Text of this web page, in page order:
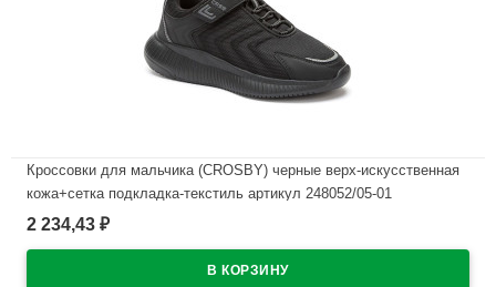
Кроссовки для мальчика (CROSBY) черные верх-искусственная
кожа+сетка подкладка-текстиль артикул 248052/05-01
В наличии
2 234,43 ₽